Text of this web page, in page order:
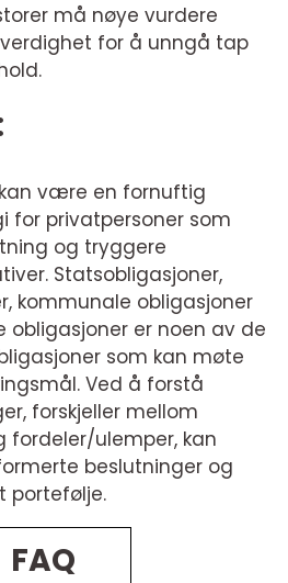
må nøye vurdere
for å unngå tap
være en fornuftig
for privatpersoner som
og tryggere
Statsobligasjoner,
kommunale obligasjoner
obligasjoner er noen av de
som kan møte
Ved å forstå
forskjeller mellom
fordeler/ulemper, kan
beslutninger og
portefølje.
FAQ